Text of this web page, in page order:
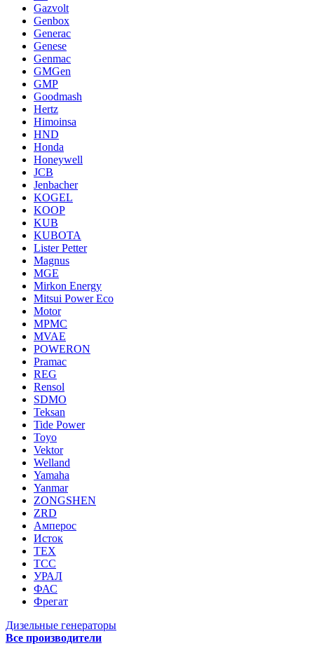
Gazvolt
Genbox
Generac
Genese
Genmac
GMGen
GMP
Goodmash
Hertz
Himoinsa
HND
Honda
Honeywell
JCB
Jenbacher
KOGEL
KOOP
KUB
KUBOTA
Lister Petter
Magnus
MGE
Mirkon Energy
Mitsui Power Eco
Motor
MPMC
MVAE
POWERON
Pramac
REG
Rensol
SDMO
Teksan
Tide Power
Toyo
Vektor
Welland
Yamaha
Yanmar
ZONGSHEN
ZRD
Амперос
Исток
ТЕХ
ТСС
УРАЛ
ФАС
Фрегат
Дизельные генераторы
Все производители